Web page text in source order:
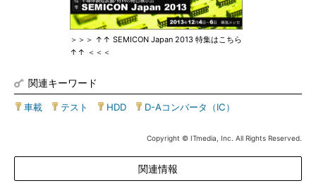
＞＞＞ ↑↑ SEMICON Japan 2013 特集はこちら
↑↑ ＜＜＜
関連キーワード
車載 テスト HDD D-Aコンバータ（IC）
Copyright © ITmedia, Inc. All Rights Reserved.
関連情報